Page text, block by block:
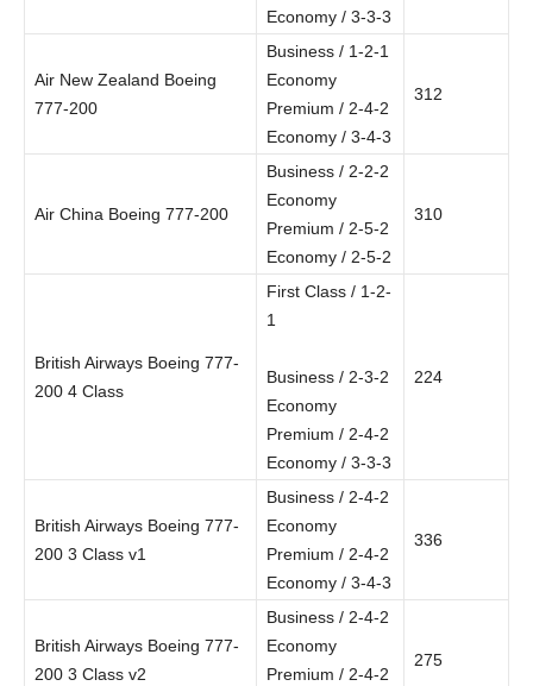
Economy / 3-3-3
Air New Zealand Boeing
777-200
Business / 1-2-1
Economy
Premium / 2-4-2
Economy / 3-4-3
312
Air China Boeing 777-200
Business / 2-2-2
Economy
Premium / 2-5-2
Economy / 2-5-2
310
British Airways Boeing 777-
200 4 Class
First Class / 1-2-
1
Business / 2-3-2
Economy
Premium / 2-4-2
Economy / 3-3-3
224
British Airways Boeing 777-
200 3 Class v1
Business / 2-4-2
Economy
Premium / 2-4-2
Economy / 3-4-3
336
British Airways Boeing 777-
200 3 Class v2
Business / 2-4-2
Economy
Premium / 2-4-2
275